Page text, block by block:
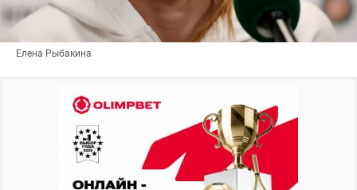
Елена Рыбакина